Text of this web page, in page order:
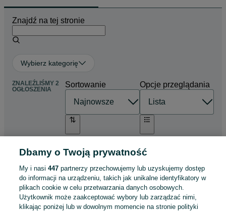
Znajdź na tej stronie
Wybierz kategorię
ZNALEŹLIŚMY 2
OGŁOSZENIA
Sortowanie Opcje przeglądania
Kojec 3x2 dla psa drewno
miski
1 760 zł
Warszawa, Praga-Północ
Odświeżono dnia 30 lipca 2026
Dbamy o Twoją prywatność
My i nasi447 partnerzy przechowujemy lub uzyskujemy dostęp
do informacji na urządzeniu, takich jak unikalne identyfikatory w
plikach cookie w celu przetwarzania danych osobowych.
Użytkownik może zaakceptować wybory lub zarządzać nimi,
klikając poniżej lub w dowolnym momencie na stronie polityki